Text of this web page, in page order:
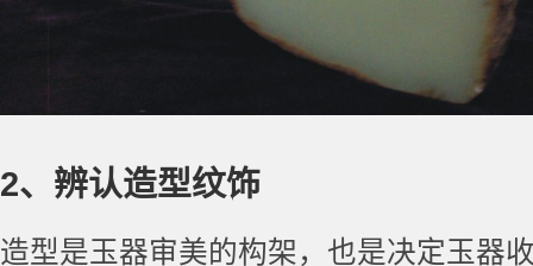
2、辨认造型纹饰
造型是玉器审美的构架，也是决定玉器